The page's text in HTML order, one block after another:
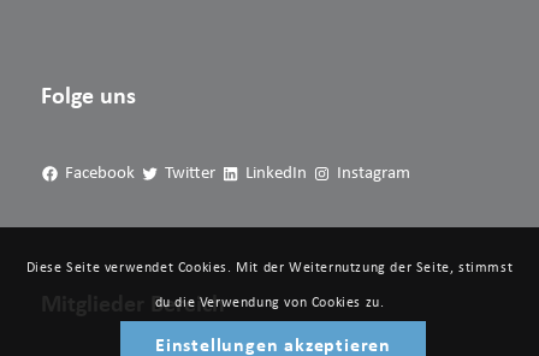
Folge uns
Facebook Twitter LinkedIn Instagram
Mitglieder Bereich
Diese Seite verwendet Cookies. Mit der Weiternutzung der Seite, stimmst
du die Verwendung von Cookies zu.
Einstellungen akzeptieren